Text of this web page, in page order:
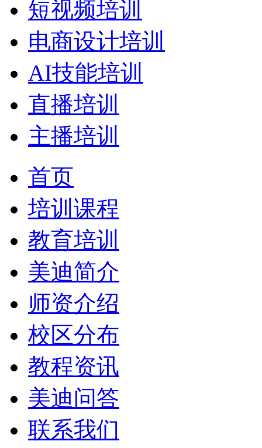
短视频培训
电商设计培训
AI技能培训
直播培训
主播培训
首页
培训课程
教育培训
美迪简介
师资介绍
校区分布
教程资讯
美迪问答
联系我们